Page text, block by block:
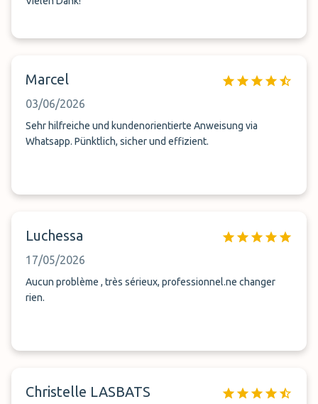
Marcel
03/06/2026
Sehr hilfreiche und kundenorientierte Anweisung via
Whatsapp. Pünktlich, sicher und effizient.
Luchessa
17/05/2026
Aucun problème , très sérieux, professionnel.ne changer
rien.
Christelle LASBATS